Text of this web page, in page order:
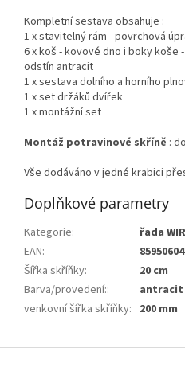
Kompletní sestava obsahuje :
1 x stavitelný rám - povrchová
6 x koš - kovové dno i boky koše
odstín antracit
1 x sestava dolního a horního
1 x set držáků dvířek
1 x montážní set
Montáž potravinové skříně :
Vše dodáváno v jedné krabici
Doplňkové parametry
Kategorie:
řada
EAN:
Šířka skříňky:
20 cm
Barva/provedení::
antracit
venkovní šířka skříňky: 200 mm
Z